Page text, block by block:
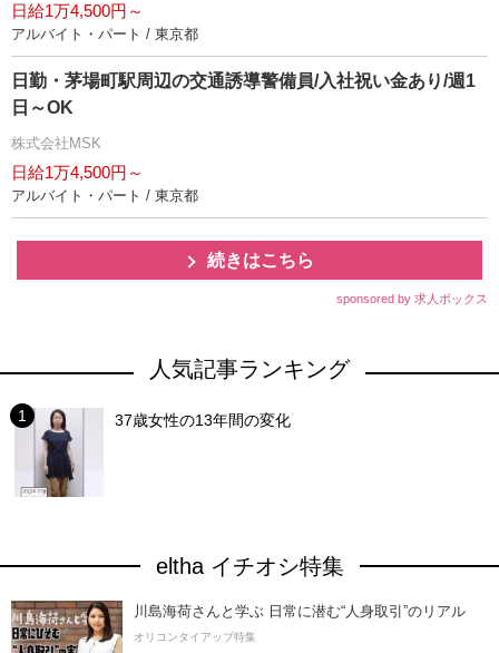
日給1万4,500円～
アルバイト・パート / 東京都
日勤・茅場町駅周辺の交通誘導警備員/入社祝い金あり/週1
日～OK
株式会社MSK
日給1万4,500円～
アルバイト・パート / 東京都
続きはこちら
sponsored by 求人ボックス
人気記事ランキング
37歳女性の13年間の変化
eltha イチオシ特集
川島海荷さんと学ぶ 日常に潜む“人身取引”のリアル
オリコンタイアップ特集